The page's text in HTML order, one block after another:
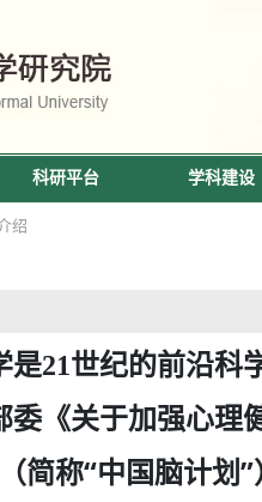
科研平台 学科建设
绍
是21世纪的前沿科
委《关于加强心理
简称“中国脑计划